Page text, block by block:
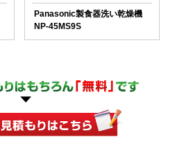
Panasonic製食器洗い乾燥機
NP-45MS9S